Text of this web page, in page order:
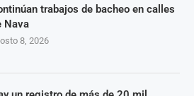
trabajos de bacheo en calles
Nava
8, 2026